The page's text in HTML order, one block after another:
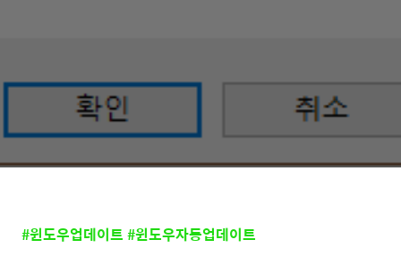
#윈도우업데이트 #윈도우자동업데이트